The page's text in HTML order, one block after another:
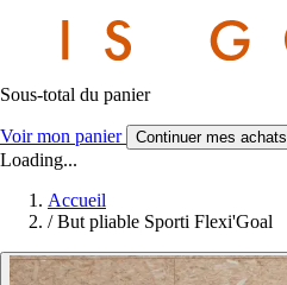
Sous-total du panier
Voir mon panier Continuer mes achats
Loading...
Accueil
/ But pliable Sporti Flexi'Goal